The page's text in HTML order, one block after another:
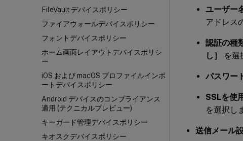
FileVault デバイスポリシー
ファイアウォールデバイスポリシー
フォントデバイスポリシー
ホーム画面レイアウトデバイスポリシ
ー
iOS および macOS プロファイルインポ
ートデバイスポリシー
Android デバイスのコンプライアンス
適用 (テクニカルプレビュー)
キーガード管理デバイスポリシー
キオスクデバイスポリシー
ユーザー
アドレス
認証の種
し］
を選
パスワー
SSLを使
を選択し
送信メール